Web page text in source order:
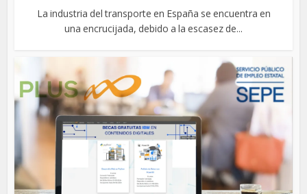
La industria del transporte en España se encuentra en
una encrucijada, debido a la escasez de...